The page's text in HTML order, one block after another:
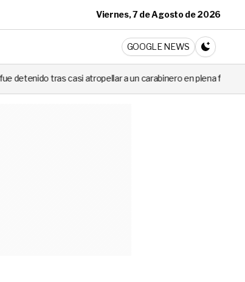
Viernes, 7 de Agosto de 2026
GOOGLE NEWS
CAMBIA A
a un carabinero en plena fiscalización Cortes